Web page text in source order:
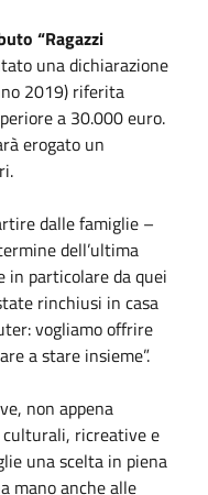
“Ragazzi
una dichiarazione
2019) riferita
a 30.000 euro.
erogato un
dalle famiglie –
dell’ultima
in particolare da quei
rinchiusi in casa
vogliamo offrire
a stare insieme”.
non appena
ricreative e
una scelta in piena
mano anche alle